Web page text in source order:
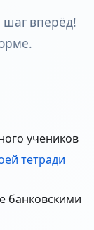
вперёд!
учеников
тетради
банковскими